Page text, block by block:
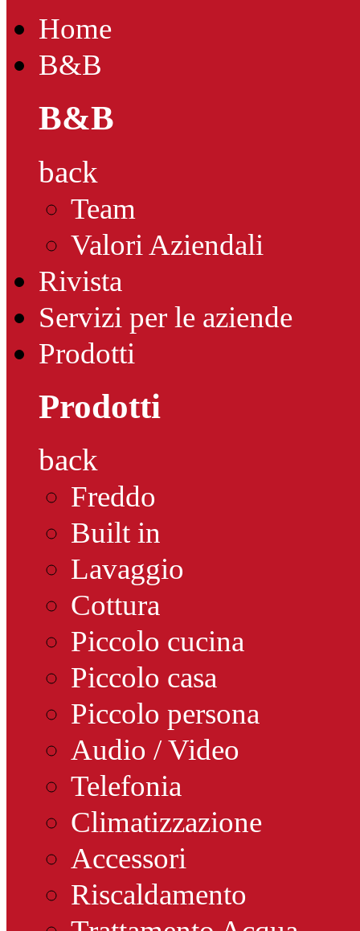
Home
B&B
B&B
back
Team
Valori Aziendali
Rivista
Servizi per le aziende
Prodotti
Prodotti
back
Freddo
Built in
Lavaggio
Cottura
Piccolo cucina
Piccolo casa
Piccolo persona
Audio / Video
Telefonia
Climatizzazione
Accessori
Riscaldamento